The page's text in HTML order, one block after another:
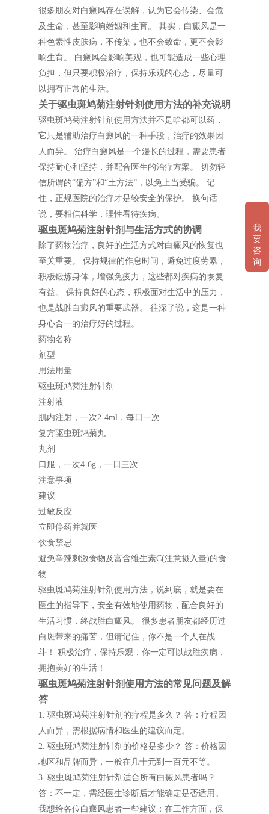
很多朋友对白癜风存在误解，认为它会传染、会危
及生命，甚至影响婚姻和生育。 其实，白癜风是一
种色素性皮肤病，不传染，也不会致命，更不会影
响生育。 白癜风会影响美观，也可能造成一些心理
负担，但只要积极治疗，保持乐观的心态，尽量可
以拥有正常的生活。
关于驱虫斑鸠菊注射针剂使用方法的补充说明
驱虫斑鸠菊注射针剂使用方法并不是啥都可以药，
它只是辅助治疗白癜风的一种手段，治疗的效果因
人而异。 治疗白癜风是一个漫长的过程，需要患者
保持耐心和坚持，并配合医生的治疗方案。 切勿轻
信所谓的“偏方”和“土方法”，以免上当受骗。 记
住，正规医院的治疗才是较安全的保护。 换句话
说，要相信科学，理性看待疾病。
驱虫斑鸠菊注射针剂与生活方式的协调
除了药物治疗，良好的生活方式对白癜风的恢复也
至关重要。 保持规律的作息时间，避免过度劳累，
积极锻炼身体，增强免疫力，这些都对疾病的恢复
有益。 保持良好的心态，积极面对生活中的压力，
也是战胜白癜风的重要武器。 往深了说，这是一种
身心合一的治疗好的过程。
药物名称
剂型
用法用量
驱虫斑鸠菊注射针剂
注射液
肌内注射，一次2-4ml，每日一次
复方驱虫斑鸠菊丸
丸剂
口服，一次4-6g，一日三次
注意事项
建议
过敏反应
立即停药并就医
饮食禁忌
避免辛辣刺激食物及富含维生素C(注意摄入量)的食
物
驱虫斑鸠菊注射针剂使用方法，说到底，就是要在
医生的指导下，安全有效地使用药物，配合良好的
生活习惯，终战胜白癜风。 很多患者朋友都经历过
白斑带来的痛苦，但请记住，你不是一个人在战
斗！ 积极治疗，保持乐观，你一定可以战胜疾病，
拥抱美好的生活！
驱虫斑鸠菊注射针剂使用方法的常见问题及解
答
1. 驱虫斑鸠菊注射针剂的疗程是多久？ 答：疗程因
人而异，需根据病情和医生的建议而定。
2. 驱虫斑鸠菊注射针剂的价格是多少？ 答：价格因
地区和品牌而异，一般在几十元到一百元不等。
3. 驱虫斑鸠菊注射针剂适合所有白癜风患者吗？
答：不一定，需经医生诊断后才能确定是否适用。
我想给各位白癜风患者一些建议：在工作方面，保
我
要
咨
询